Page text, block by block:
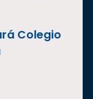
Colegio